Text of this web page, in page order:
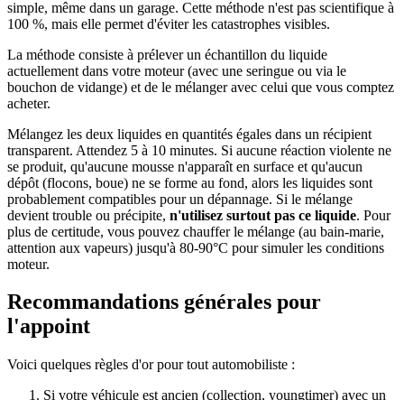
simple, même dans un garage. Cette méthode n'est pas scientifique à
100 %, mais elle permet d'éviter les catastrophes visibles.
La méthode consiste à prélever un échantillon du liquide
actuellement dans votre moteur (avec une seringue ou via le
bouchon de vidange) et de le mélanger avec celui que vous comptez
acheter.
Mélangez les deux liquides en quantités égales dans un récipient
transparent. Attendez 5 à 10 minutes. Si aucune réaction violente ne
se produit, qu'aucune mousse n'apparaît en surface et qu'aucun
dépôt (flocons, boue) ne se forme au fond, alors les liquides sont
probablement compatibles pour un dépannage. Si le mélange
devient trouble ou précipite, n'utilisez surtout pas ce liquide. Pour
plus de certitude, vous pouvez chauffer le mélange (au bain-marie,
attention aux vapeurs) jusqu'à 80-90°C pour simuler les conditions
moteur.
Recommandations générales pour
l'appoint
Voici quelques règles d'or pour tout automobiliste :
Si votre véhicule est ancien (collection, youngtimer) avec un